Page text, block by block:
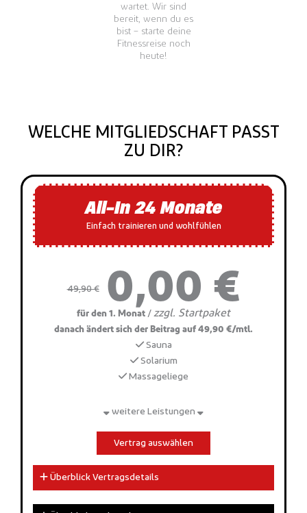
wartet. Wir sind
bereit, wenn du es
bist – starte deine
Fitnessreise noch
heute!
WELCHE MITGLIEDSCHAFT PASST
ZU DIR?
All-In 24 Monate
Einfach trainieren und wohlfühlen
49,90 € 0,00 €
für den 1. Monat / zzgl. Startpaket
danach ändert sich der Beitrag auf 49,90 €/mtl.
Sauna
Solarium
Massageliege
weitere Leistungen
Vertrag auswählen
Überblick Vertragsdetails